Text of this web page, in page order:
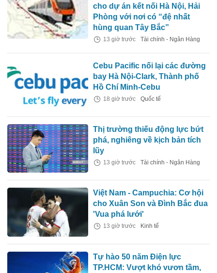
cho dự án kết nối Hà Nội, Hải
Phòng với nơi có “đệ nhất
hùng quan Tây Bắc”
13 giờ trước Tài chính - Ngân Hàng
Cebu Pacific nối lại các đường
bay Hà Nội-Clark, Thành phố
Hồ Chí Minh-Cebu
18 giờ trước Quốc tế
Thị trường thiếu động lực bứt
phá, nghiêng về kịch bản tích
lũy
13 giờ trước Tài chính - Ngân Hàng
Việt Nam - Campuchia: Cơ hội
cho Xuân Son và Đình Bắc đua
'Vua phá lưới'
13 giờ trước Kinh tế
Tự hào 50 năm Điện lực
TP.HCM: Vượt khó vươn tầm,